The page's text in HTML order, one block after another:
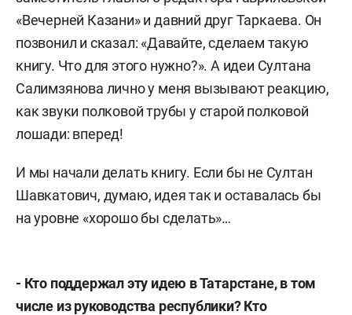
«Вечерней Казани» и давний друг Таркаева. Он
позвонил и сказал: «Давайте, сделаем такую
книгу. Что для этого нужно?». А идеи Султана
Салимзянова лично у меня вызывают реакцию,
как звуки полковой трубы у старой полковой
лошади: вперед!
И мы начали делать книгу. Если бы не Султан
Шавкатович, думаю, идея так и оставалась бы
на уровне «хорошо бы сделать»…
- Кто поддержал эту идею в Татарстане, в том
числе из руководства республики? Кто